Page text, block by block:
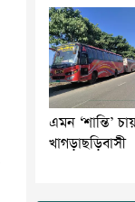
এমন ‘শান্তি’
খাগড়াছড়িবাসী